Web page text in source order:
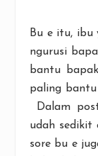
Bu e itu, ibu
ngurusi
bantu
paling
Dalam
udah sedikit
sore bu e